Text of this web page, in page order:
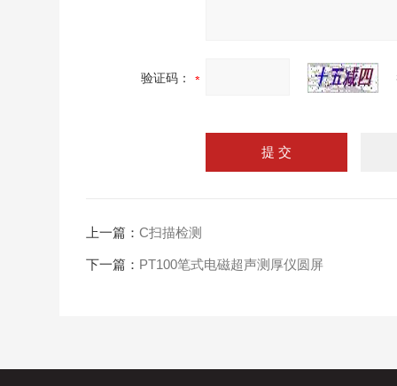
验证码：
上一篇：C扫描检测
下一篇： PT100笔式电磁超声测厚仪圆屏